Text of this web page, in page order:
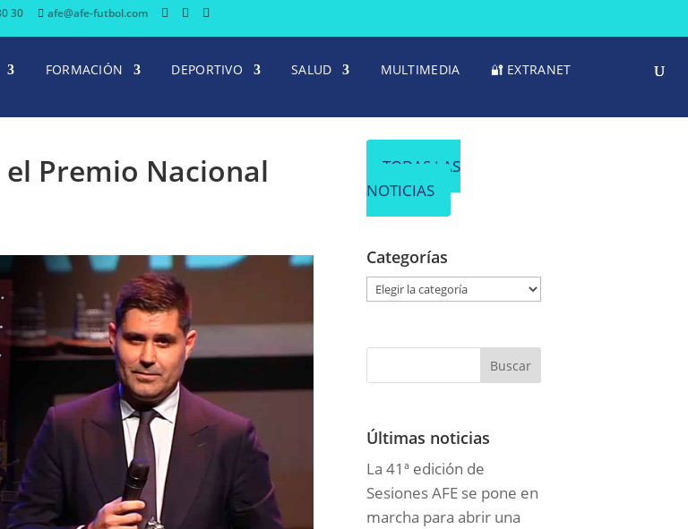
30 afe@afe-futbol.com
FORMACIÓN DEPORTIVO SALUD MULTIMEDIA 🔐 EXTRANET
el Premio Nacional
TODAS LAS
NOTICIAS
Categorías
g
r
a
s
Últimas noticias
La 41ª edición de
Sesiones AFE se pone en
marcha para abrir una